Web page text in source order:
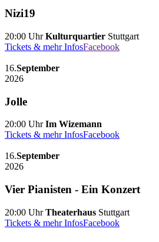
Nizi19
20:00 UhrKulturquartier Stuttgart
Tickets & mehr InfosFacebook
16.September
2026
Jolle
20:00 UhrIm Wizemann
Tickets & mehr InfosFacebook
16.September
2026
Vier Pianisten - Ein Konzert
20:00 UhrTheaterhaus Stuttgart
Tickets & mehr InfosFacebook